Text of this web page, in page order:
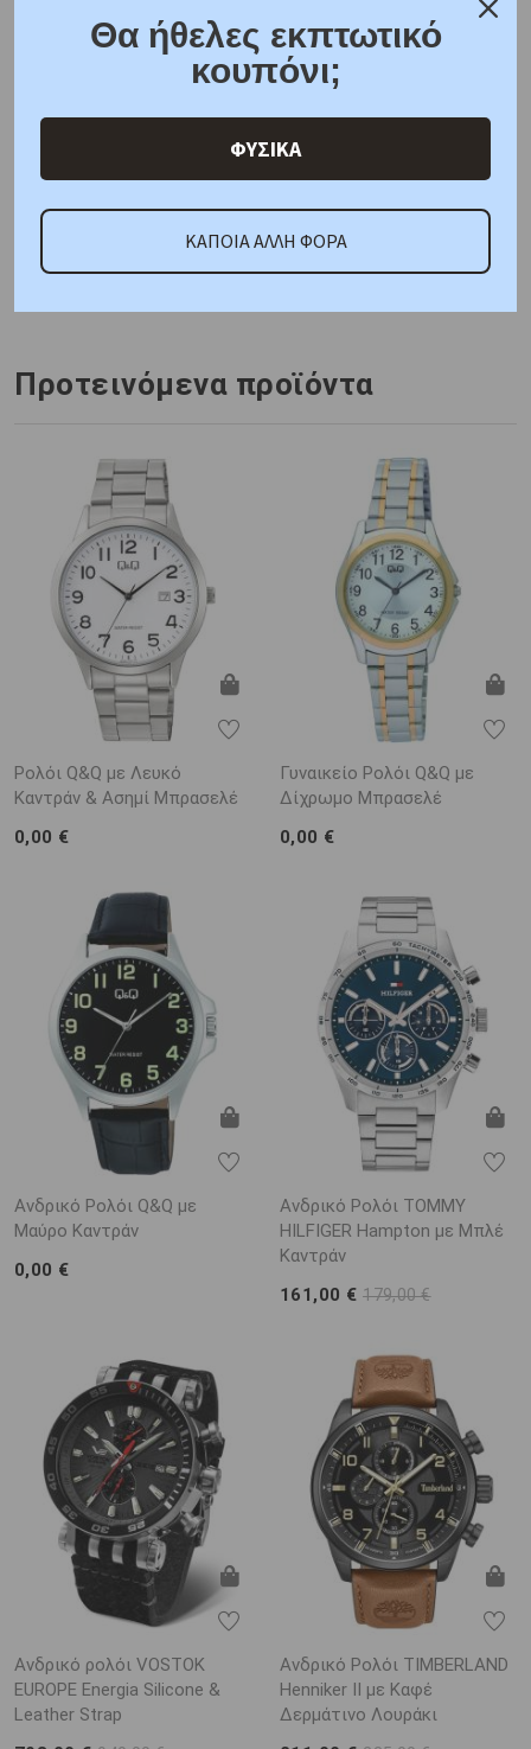
Χαρακτηριστικά Χαρακτηριστικά Ρολογιών
ΚΑΤΟΠΙΝ ΠΑΡΑΓΓΕΛΙΑΣ
Προτεινόμενα προϊόντα
Ρολόι Q&Q με Λευκό
Καντράν & Ασημί Μπρασελέ
0,00 €
Γυναικείο Ρολόι Q&Q με
Δίχρωμο Μπρασελέ
0,00 €
Ανδρικό Ρολόι Q&Q με
Μαύρο Καντράν
0,00 €
Ανδρικό Ρολόι TOMMY
HILFIGER Hampton με Μπλέ
Καντράν
161,00 €179,00 €
Ανδρικό ρολόι VOSTOK
EUROPE Energia Silicone &
Leather Strap
Ανδρικό Ρολόι TIMBERLAND
Henniker II με Καφέ
Δερμάτινο Λουράκι
Θα ήθελες εκπτωτικό
κουπόνι;
ΦΥΣΙΚΑ
ΚΑΠΟΙΑ ΑΛΛΗ ΦΟΡΑ